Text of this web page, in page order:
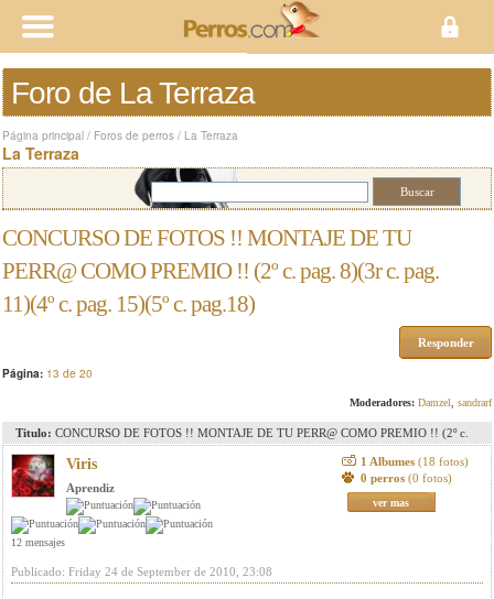
Foro de La Terraza
Página principal / Foros de perros / La Terraza
La Terraza
CONCURSO DE FOTOS !! MONTAJE DE TU
PERR@ COMO PREMIO !! (2º c. pag. 8)(3r c. pag.
11)(4º c. pag. 15)(5º c. pag.18)
Responder
Página: 13 de 20
Moderadores: Damzel sandrarf
Titulo: CONCURSO DE FOTOS !! MONTAJE DE TU PERR@ COMO PREMIO !! (2º c.
pag. 8)(3r c. pag. 11)(4º c. pag. 15)(5º c. pag.18)
Viris
Aprendiz
12 mensajes
1 Albumes (18 fotos)
0 perros (0 fotos)
ver mas
Publicado: Friday 24 de September de 2010, 23:08